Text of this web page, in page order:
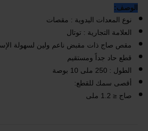
الوصف:
نوع المعدات اليدوية : مقصات
العلامة التجارية : توتال
مقص صاج ذات مقبض ناعم ولين لسهولة
قطع حاد جداً ومستقيم
الطول : 250 ملى 10 بوصة
أقصى سمك للقطع:
صاج ≤ 1.2 ملى